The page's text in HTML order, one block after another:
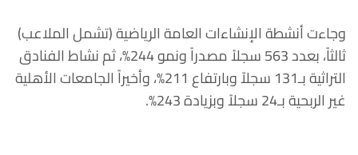
وجاءت أنشطة الإنشاءات العامة الرياضية (تشمل الملاعب)
ثالثاً، بعدد 563 سجلاً مصدراً ونمو 244%، ثم نشاط الفنادق
التراثية بـ131 سجلاً وبارتفاع 211%، وأخيراً الجامعات الأهلية
غير الربحية بـ24 سجلاً وبزيادة 243%.